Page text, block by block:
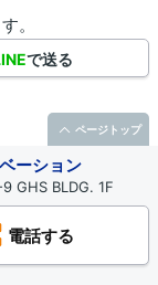
。
で送る
ーション
GHS BLDG. 1F
電話する
ページトップ